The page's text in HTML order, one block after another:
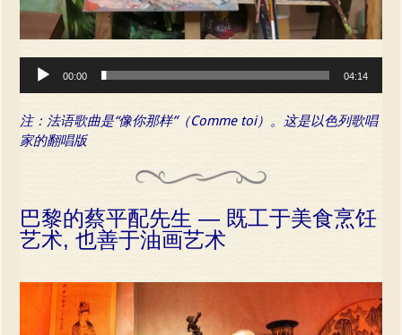
Audio
Player
00:00 04:14
注：法语歌曲是“像你那样”（Comme toi）。这是以色列歌唱
家的翻唱版
巴黎的蔡平配先生 — 既工于美食烹饪
艺术, 也善于油画艺术